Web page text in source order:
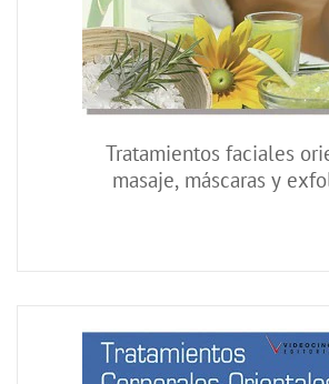
Tratamientos faciales
masaje, máscaras y